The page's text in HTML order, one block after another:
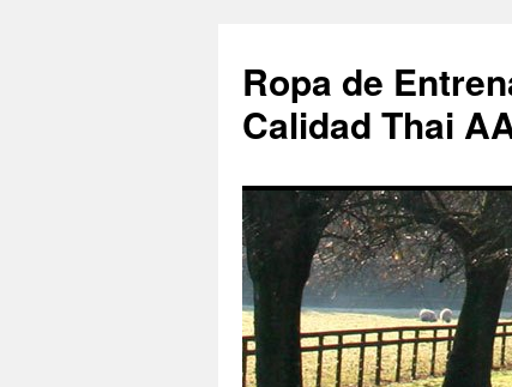
Ropa de
Calidad Thai